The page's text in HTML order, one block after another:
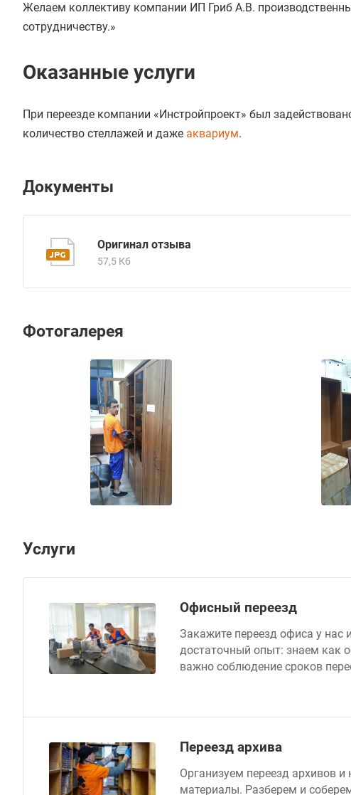
Желаем коллективу компании ИП Гриб А.В.
сотрудничеству.»
Оказанные услуги
При переезде компании «Инстройпроект» был
количество стеллажей и даже аквариум.
Документы
Оригинал отзыва
57,5 Кб
Фотогалерея
Услуги
Офисный переезд
Закажите переезд офиса у нас
достаточный опыт: знаем как
важно соблюдение сроков
Переезд архива
Организуем переезд архивов
материалы. Разберем и